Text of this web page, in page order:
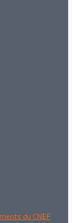
du CNEF